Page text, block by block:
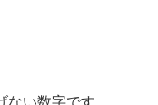
ない数字です